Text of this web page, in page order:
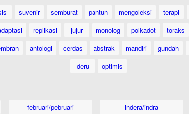
suvenir semburat pantun mengoleksi terapi
replikasi jujur monolog polkadot toraks
antologi cerdas abstrak mandiri gundah
deru
optimis
februari/pebruari
indera/indra